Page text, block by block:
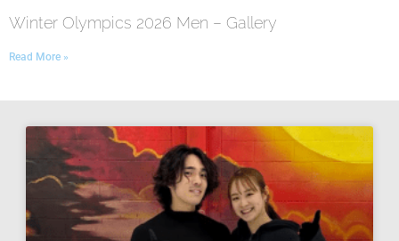
Winter Olympics 2026 Men – Gallery
Read More »